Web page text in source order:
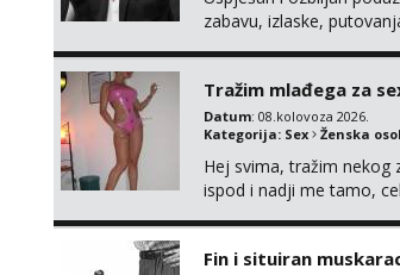
zabavu, izlaske,
Tražim mlađega za
Datum: 08.kolovoza 2026.
Kategorija: Sex Ženska
Hej svima, tražim nekog
ispod i nadji me tamo,
Fin i situiran